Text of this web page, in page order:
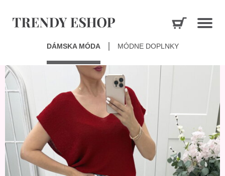
DÁMSKA MÓDA MÓDNE DOPLNKY